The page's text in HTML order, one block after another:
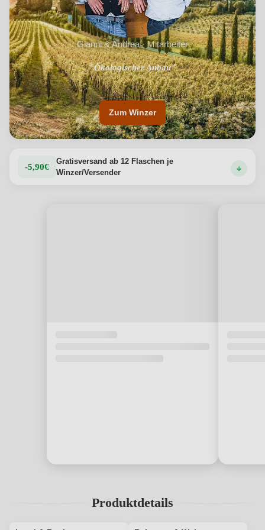
Gianni & Andrea · Mitarbeiter
"Ökologischer Anbau"
"Anbaumethoden, die die Lebensdauer der Weinberge
verlängern"
Zum Winzer
-5,90€
Gratisversand ab 12 Flaschen je
Winzer/Versender
Produktdetails